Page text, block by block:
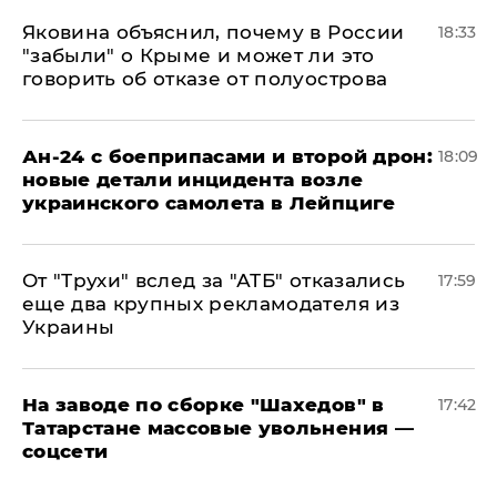
Яковина объяснил, почему в России
"забыли" о Крыме и может ли это
говорить об отказе от полуострова
18:33
Ан-24 с боеприпасами и второй дрон:
новые детали инцидента возле
украинского самолета в Лейпциге
18:09
От "Трухи" вслед за "АТБ" отказались
еще два крупных рекламодателя из
Украины
17:59
На заводе по сборке "Шахедов" в
Татарстане массовые увольнения —
соцсети
17:42